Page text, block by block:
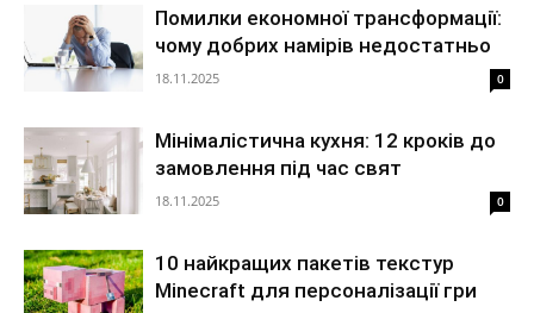
Помилки економної трансформації:
чому добрих намірів недостатньо
18.11.2025 0
Мінімалістична кухня: 12 кроків до
замовлення під час свят
18.11.2025 0
10 найкращих пакетів текстур
Minecraft для персоналізації гри